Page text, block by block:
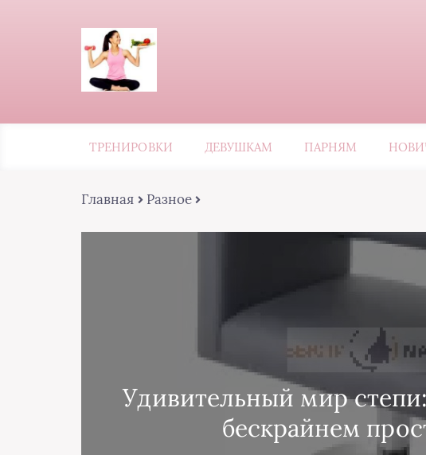
ТРЕНИРОВКИ ДЕВУШКАМ ПАРНЯМ
Главная Разное
Удивительный мир
бескрайнем